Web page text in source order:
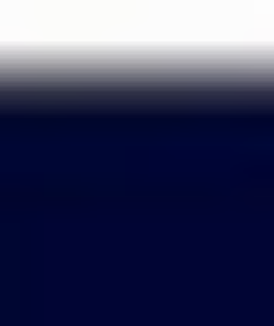
contenu